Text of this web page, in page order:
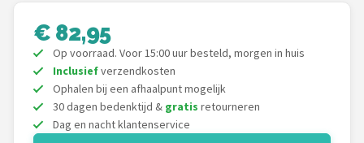
ABC Darts
Mission
Harrows
€ 82,95
Op voorraad. Voor 15:00 uur besteld, morgen in huis
Inclusiefverzendkosten
Ophalen bij een afhaalpunt mogelijk
30 dagen bedenktijd & gratis retourneren
Dag en nacht klantenservice